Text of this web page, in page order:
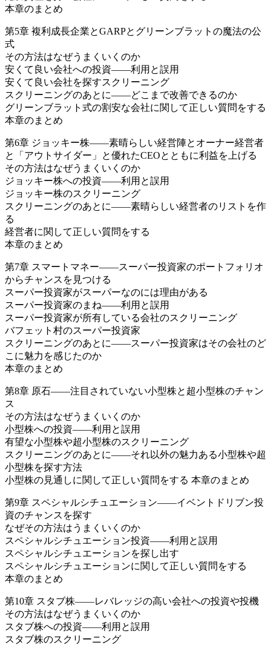
本章のまとめ
第5章 複利成長企業とGARPとグリーンブラットの魔法の公
式
その方法はなぜうまくいくのか
安くて良い会社への投資――利用と誤用
安くて良い会社を探すスクリーニング
スクリーニングのあとに――どこまで改善できるのか
グリーンブラット式の割安な会社に関して正しい質問をする
本章のまとめ
第6章 ジョッキー株――素晴らしい経営陣とオーナー経営者
と「アウトサイダー」と優れたCEOとともに利益を上げる
その方法はなぜうまくいくのか
ジョッキー株への投資――利用と誤用
ジョッキー株のスクリーニング
スクリーニングのあとに――素晴らしい経営者のリストを作
る
経営者に関して正しい質問をする
本章のまとめ
第7章 スマートマネー――スーパー投資家のポートフォリオ
からチャンスを見つける
スーパー投資家がスーパーなのには理由がある
スーパー投資家のまね――利用と誤用
スーパー投資家が所有している会社のスクリーニング
バフェット村のスーパー投資家
スクリーニングのあとに――スーパー投資家はその会社のど
こに魅力を感じたのか
本章のまとめ
第8章 原石――注目されていない小型株と超小型株のチャン
ス
その方法はなぜうまくいくのか
小型株への投資――利用と誤用
有望な小型株や超小型株のスクリーニング
スクリーニングのあとに――それ以外の魅力ある小型株や超
小型株を探す方法
小型株の見通しに関して正しい質問をする 本章のまとめ
第9章 スペシャルシチュエーション――イベントドリブン投
資のチャンスを探す
なぜその方法はうまくいくのか
スペシャルシチュエーション投資――利用と誤用
スペシャルシチュエーションを探し出す
スペシャルシチュエーションに関して正しい質問をする
本章のまとめ
第10章 スタブ株――レバレッジの高い会社への投資や投機
その方法はなぜうまくいくのか
スタブ株への投資――利用と誤用
スタブ株のスクリーニング